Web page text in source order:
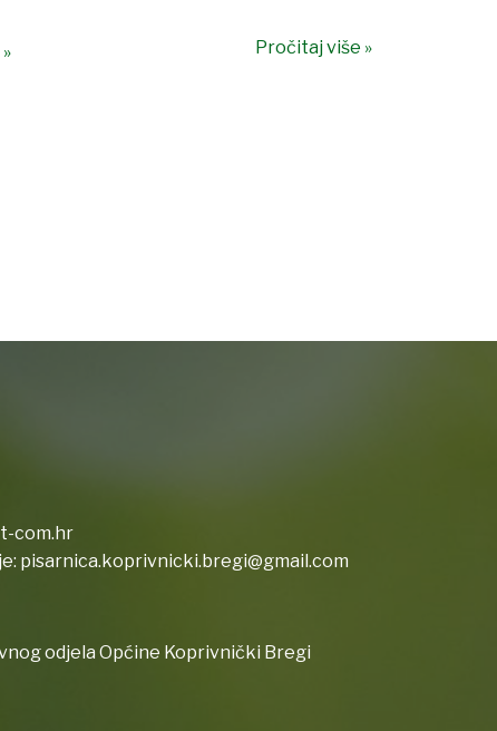
Pročitaj više »
com.hr
pisarnica.koprivnicki.bregi@gmail.com
odjela Općine Koprivnički Bregi